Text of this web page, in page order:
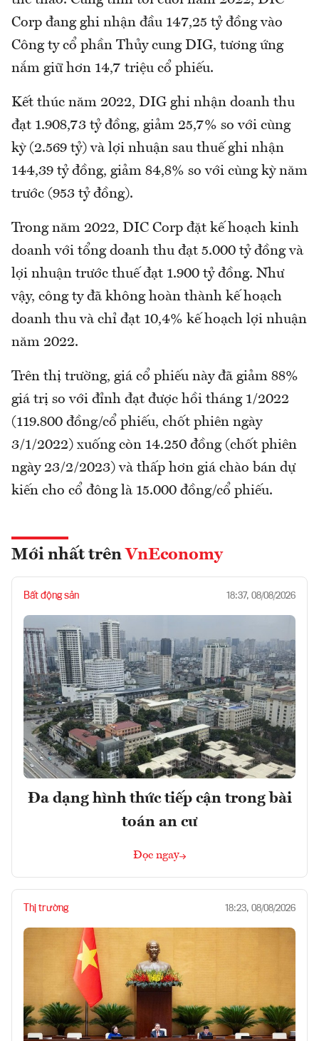
Corp đang ghi nhận đầu 147,25 tỷ đồng vào
Công ty cổ phần Thủy cung DIG, tương ứng
nắm giữ hơn 14,7 triệu cổ phiếu.
Kết thúc năm 2022, DIG ghi nhận doanh thu
đạt 1.908,73 tỷ đồng, giảm 25,7% so với cùng
kỳ (2.569 tỷ) và lợi nhuận sau thuế ghi nhận
144,39 tỷ đồng, giảm 84,8% so với cùng kỳ năm
trước (953 tỷ đồng).
Trong năm 2022, DIC Corp đặt kế hoạch kinh
doanh với tổng doanh thu đạt 5.000 tỷ đồng và
lợi nhuận trước thuế đạt 1.900 tỷ đồng. Như
vậy, công ty đã không hoàn thành kế hoạch
doanh thu và chỉ đạt 10,4% kế hoạch lợi nhuận
năm 2022.
Trên thị trường, giá cổ phiếu này đã giảm 88%
giá trị so với đỉnh đạt được hồi tháng 1/2022
(119.800 đồng/cổ phiếu, chốt phiên ngày
3/1/2022) xuống còn 14.250 đồng (chốt phiên
ngày 23/2/2023) và thấp hơn giá chào bán dự
kiến cho cổ đông là 15.000 đồng/cổ phiếu.
Mới nhất trên VnEconomy
Bất động sản 18:37, 08/08/2026
Đa dạng hình thức tiếp cận trong bài
toán an cư
Đọc ngay
Thị trường 18:23, 08/08/2026